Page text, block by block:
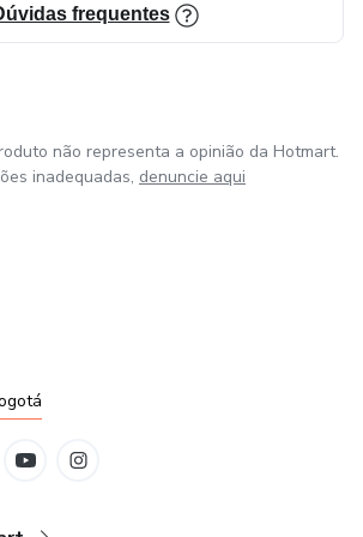
frequentes
não representa a opinião da Hotmart.
inadequadas, denuncie aqui